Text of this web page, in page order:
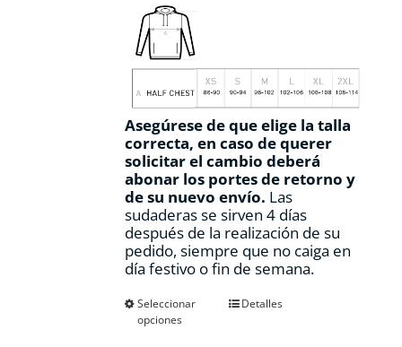
Asegúrese de que elige la talla
correcta, en caso de querer
solicitar el cambio deberá
abonar los portes de retorno y
de su nuevo envío. Las
sudaderas se sirven 4 días
después de la realización de su
pedido, siempre que no caiga en
día festivo o fin de semana.
Seleccionar
opciones
EsteDetalles